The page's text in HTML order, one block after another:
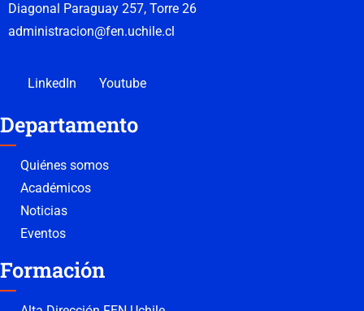
Diagonal Paraguay 257, Torre 26
administracion@fen.uchile.cl
LinkedIn Youtube
Departamento
Quiénes somos
Académicos
Noticias
Eventos
Formación